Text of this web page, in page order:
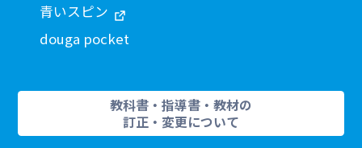
青いスピン
douga pocket
教科書・指導書・教材の
訂正・変更について